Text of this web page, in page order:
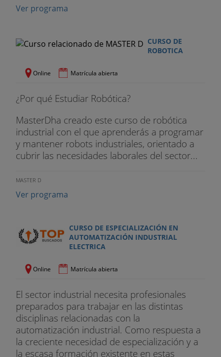
Ver programa
CURSO DE
ROBOTICA
Online Matrícula abierta
¿Por qué Estudiar Robótica?
MasterDha creado este curso de robótica
industrial con el que aprenderás a programar
y mantener robots industriales, orientado a
cubrir las necesidades laborales del sector...
MASTER D
Ver programa
CURSO DE ESPECIALIZACIÓN EN
AUTOMATIZACIÓN INDUSTRIAL
ELECTRICA
Online Matrícula abierta
El sector industrial necesita profesionales
preparados para trabajar en las distintas
disciplinas relacionadas con la
automatización industrial. Como respuesta a
la creciente necesidad de especialización y a
la escasa formación existente en estas